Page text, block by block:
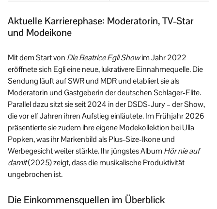
Aktuelle Karrierephase: Moderatorin, TV-Star
und Modeikone
Mit dem Start von Die Beatrice Egli Showim Jahr 2022
eröffnete sich Egli eine neue, lukrativere Einnahmequelle. Die
Sendung läuft auf SWR und MDR und etabliert sie als
Moderatorin und Gastgeberin der deutschen Schlager-Elite.
Parallel dazu sitzt sie seit 2024 in der DSDS-Jury – der Show,
die vor elf Jahren ihren Aufstieg einläutete. Im Frühjahr 2026
präsentierte sie zudem ihre eigene Modekollektion bei Ulla
Popken, was ihr Markenbild als Plus-Size-Ikone und
Werbegesicht weiter stärkte. Ihr jüngstes AlbumHör nie auf
damit(2025) zeigt, dass die musikalische Produktivität
ungebrochen ist.
Die Einkommensquellen im Überblick